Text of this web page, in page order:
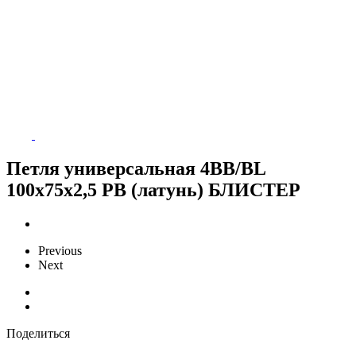
Петля универсальная 4BB/BL
100x75x2,5 PB (латунь) БЛИСТЕР
Previous
Next
Поделиться